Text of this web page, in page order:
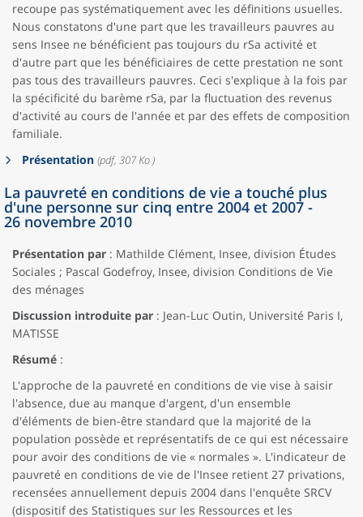
recoupe pas systématiquement avec les définitions usuelles.
Nous constatons d'une part que les travailleurs pauvres au
sens Insee ne bénéficient pas toujours du rSa activité et
d'autre part que les bénéficiaires de cette prestation ne sont
pas tous des travailleurs pauvres. Ceci s'explique à la fois par
la spécificité du barème rSa, par la fluctuation des revenus
d'activité au cours de l'année et par des effets de composition
familiale.
Présentation (pdf, 307 Ko )
La pauvreté en conditions de vie a touché plus
d'une personne sur cinq entre 2004 et 2007 -
26 novembre 2010
Présentation par : Mathilde Clément, Insee, division Études
Sociales ; Pascal Godefroy, Insee, division Conditions de Vie
des ménages
Discussion introduite par : Jean-Luc Outin, Université Paris I,
MATISSE
Résumé :
L'approche de la pauvreté en conditions de vie vise à saisir
l'absence, due au manque d'argent, d'un ensemble
d'éléments de bien-être standard que la majorité de la
population possède et représentatifs de ce qui est nécessaire
pour avoir des conditions de vie « normales ». L'indicateur de
pauvreté en conditions de vie de l'Insee retient 27 privations,
recensées annuellement depuis 2004 dans l'enquête SRCV
(dispositif des Statistiques sur les Ressources et les